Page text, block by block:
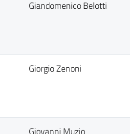
Giandomenico Belotti
Giorgio Zenoni
Giovanni Muzio